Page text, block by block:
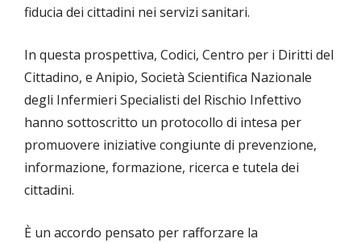
fiducia dei cittadini nei servizi sanitari.
In questa prospettiva, Codici, Centro per i Diritti del
Cittadino, e Anipio, Società Scientifica Nazionale
degli Infermieri Specialisti del Rischio Infettivo
hanno sottoscritto un protocollo di intesa per
promuovere iniziative congiunte di prevenzione,
informazione, formazione, ricerca e tutela dei
cittadini.
È un accordo pensato per rafforzare la